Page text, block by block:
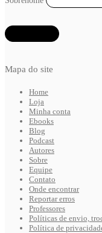
Mapa do site
Home
Loja
Minha conta
Ebooks
Blog
Podcast
Autores
Sobre
Equipe
Contato
Onde encontrar
Reportar erros
Professores
Políticas de envio,
Política de